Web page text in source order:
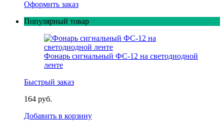
Оформить заказ
Популярный товар
Фонарь сигнальный ФС-12 на светодиодной
ленте
Быстрый заказ
164 руб.
Добавить в корзину